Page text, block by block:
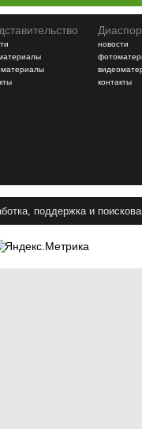
новости
контакты
поддержка и